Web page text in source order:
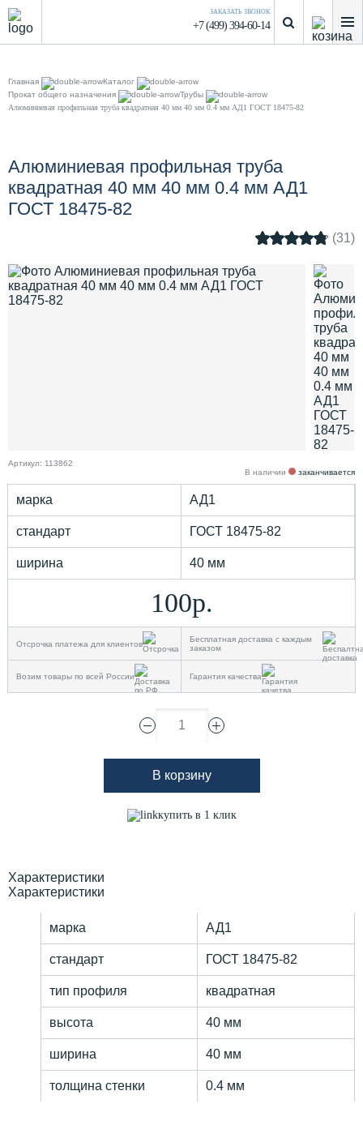
ЗАКАЗАТЬ ЗВОНОК
+7 (499) 394-60-14
Главная
Каталог
Прокат общего назначения
Трубы
Алюминиевая профильная труба квадратная 40 мм 40 мм 0.4 мм АД1 ГОСТ 18475-82
Алюминиевая профильная труба
квадратная 40 мм 40 мм 0.4 мм АД1
ГОСТ 18475-82
(31)
Артикул: 113862
В наличии
заканчивается
марка АД1
стандарт ГОСТ 18475-82
ширина 40 мм
100р.
Отсрочка платежа для клиентов
Бесплатная доставка с каждым
заказом
Возим товары по всей России Гарантия качества
1
В корзину
купить в 1 клик
Характеристики
Характеристики
марка АД1
стандарт ГОСТ 18475-82
тип профиля квадратная
высота 40 мм
ширина 40 мм
толщина стенки 0.4 мм